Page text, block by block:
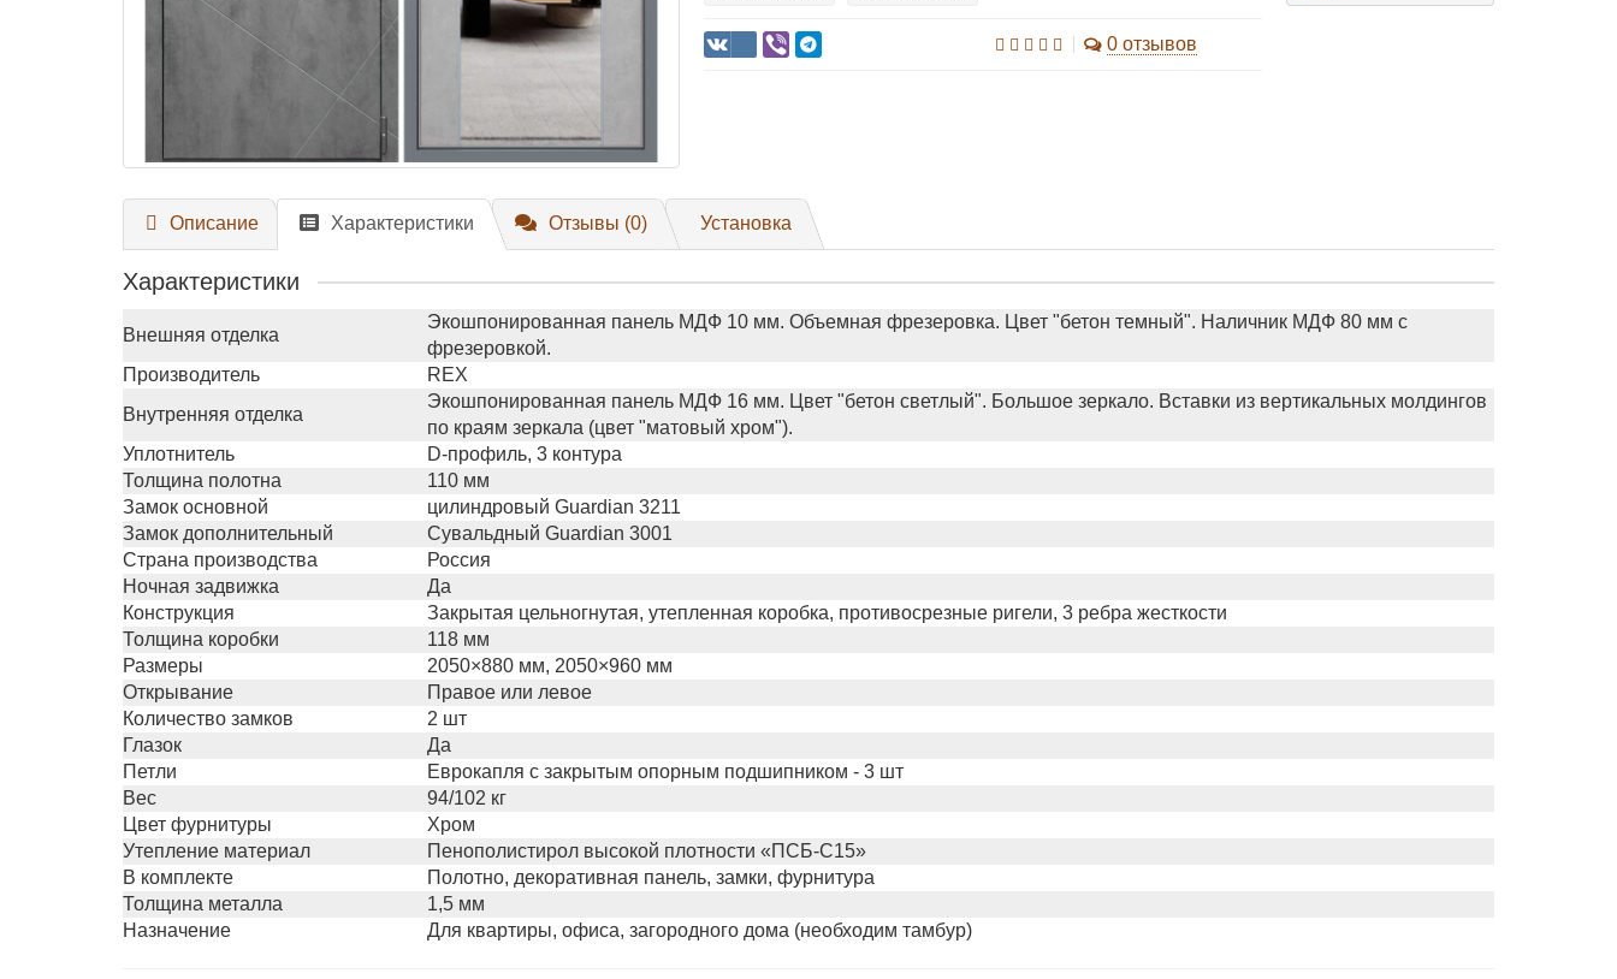
0 отзывов
Описание Характеристики Отзывы (0) Установка
Характеристики
Внешняя отделка
Экошпонированная панель МДФ 10 мм. Объемная фрезеровка. Цвет "бетон темный". Наличник МДФ 80 мм с
фрезеровкой.
Производитель
REX
Внутренняя отделка
Экошпонированная панель МДФ 16 мм. Цвет "бетон светлый". Большое зеркало. Вставки из вертикальных молдингов
по краям зеркала (цвет "матовый хром").
Уплотнитель
D-профиль, 3 контура
Толщина полотна
110 мм
Замок основной
цилиндровый Guardian 3211
Замок дополнительный
Сувальдный Guardian 3001
Страна производства
Россия
Ночная задвижка
Да
Конструкция
Закрытая цельногнутая, утепленная коробка, противосрезные ригели, 3 ребра жесткости
Толщина коробки
118 мм
Размеры
2050×880 мм, 2050×960 мм
Открывание
Правое или левое
Количество замков
2 шт
Глазок
Да
Петли
Еврокапля с закрытым опорным подшипником - 3 шт
Вес
94/102 кг
Цвет фурнитуры
Хром
Утепление материал
Пенополистирол высокой плотности «ПСБ-С15»
В комплекте
Полотно, декоративная панель, замки, фурнитура
Толщина металла
1,5 мм
Назначение
Для квартиры, офиса, загородного дома (необходим тамбур)